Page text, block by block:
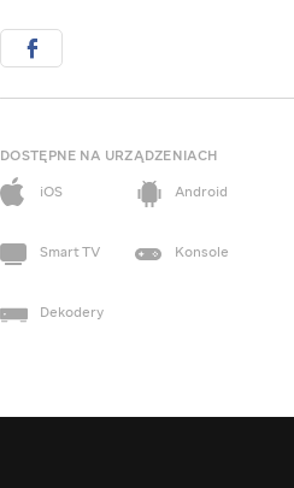
DOSTĘPNE NA URZĄDZENIACH
iOS
Android
Smart TV Konsole
Dekodery